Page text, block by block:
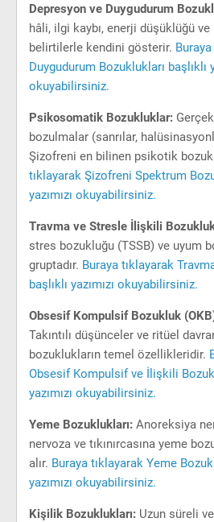
Depresyon ve Duygudurum
hâli, ilgi kaybı, enerji düşüklüğü
belirtilerle kendini gösterir.
Duygudurum Bozuklukları başlıklı
okuyabilirsiniz.
Psikosomatik Bozukluklar:
bozulmalar (sanrılar,
Şizofreni en bilinen psikotik
tıklayarak Şizofreni Spektrum
yazımızı okuyabilirsiniz.
Travma ve Stresle İlişkili
stres bozukluğu (TSSB) ve uyum
gruptadır. Buraya tıklayarak
başlıklı yazımızı okuyabilirsiniz.
Obsesif Kompulsif Bozukluk
Takıntılı düşünceler ve ritüel
bozuklukların temel özellikleridir.
Obsesif Kompulsif ve İlişkili
yazımızı okuyabilirsiniz.
Yeme Bozuklukları: Anoreksiya
nervoza ve tıkınırcasına yeme
alır. Buraya tıklayarak Yeme
yazımızı okuyabilirsiniz.
Kişilik Bozuklukları: Uzun süreli